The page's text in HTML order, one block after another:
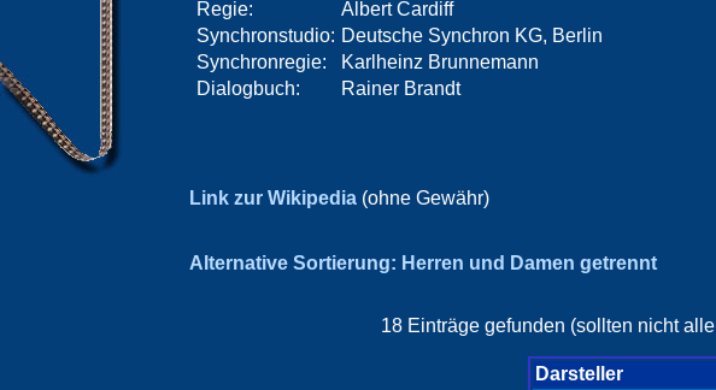
Regie:
Albert Cardiff
Synchronstudio: Deutsche Synchron KG, Berlin
Synchronregie:
Karlheinz Brunnemann
Dialogbuch:
Rainer Brandt
Link zur Wikipedia (ohne Gewähr)
Alternative Sortierung: Herren und Damen getrennt
18 Einträge gefunden (sollten nicht
Darsteller